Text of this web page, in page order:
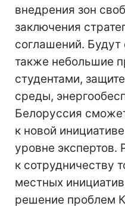
внедрения зон
заключения
соглашений.
также небольшие
студентами,
среды,
Белоруссия
к новой
уровне экспертов.
к сотрудничеству
местных
решение проблем